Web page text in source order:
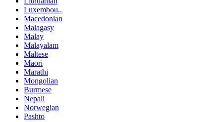
Luxembou..
Macedonian
Malagasy
Malay
Malayalam
Maltese
Maori
Marathi
Mongolian
Burmese
Nepali
Norwegian
Pashto